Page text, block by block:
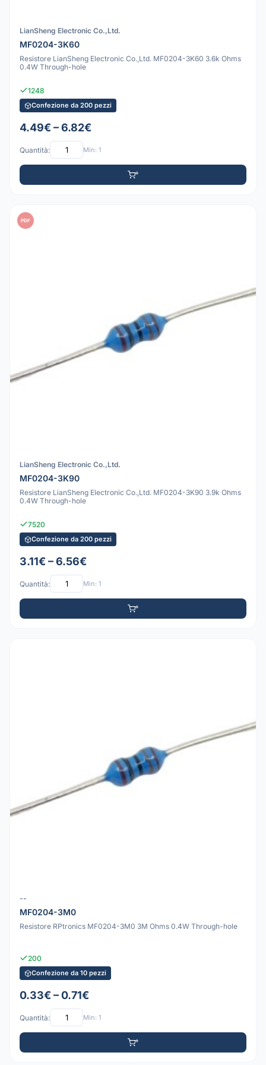
LianSheng Electronic Co.,Ltd.
MF0204-3K60
Resistore LianSheng Electronic Co.,Ltd. MF0204-3K60 3.6k Ohms
0.4W Through-hole
1248
Confezione da 200 pezzi
4.49€ – 6.82€
Quantità: Min: 1
PDF
LianSheng Electronic Co.,Ltd.
MF0204-3K90
Resistore LianSheng Electronic Co.,Ltd. MF0204-3K90 3.9k Ohms
0.4W Through-hole
7520
Confezione da 200 pezzi
3.11€ – 6.56€
Quantità: Min: 1
--
MF0204-3M0
Resistore RPtronics MF0204-3M0 3M Ohms 0.4W Through-hole
200
Confezione da 10 pezzi
0.33€ – 0.71€
Quantità: Min: 1